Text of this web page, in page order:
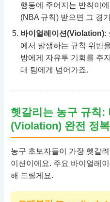
행동에 주어지는 반칙이
(NBA 규칙) 받으면 그 경
바이얼레이션(Violation):
에서 발생하는 규칙 위반
방에게 자유투 기회를 주
대 팀에게 넘어가죠.
헷갈리는 농구 규칙:
(Violation) 완전 정
농구 초보자들이 가장 헷갈
이션이에요. 주요 바이얼레
해 드릴게요.